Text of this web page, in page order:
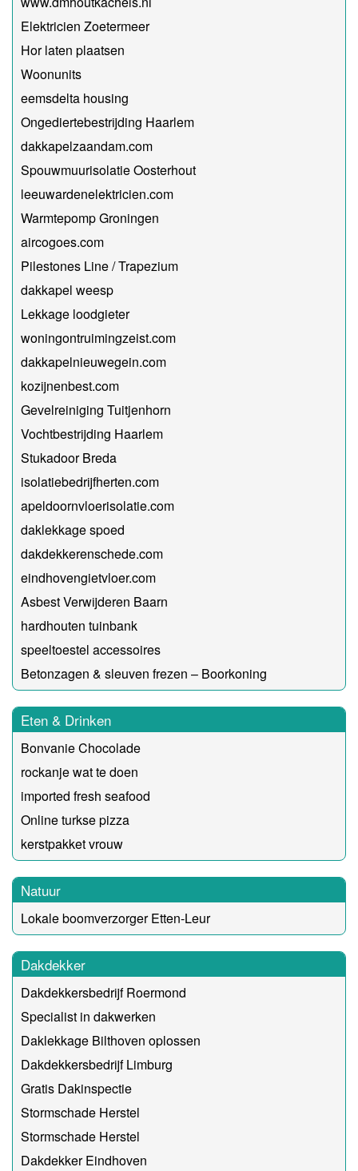
Elektricien Zoetermeer
Hor laten plaatsen
Woonunits
eemsdelta housing
Ongediertebestrijding Haarlem
dakkapelzaandam.com
Spouwmuurisolatie Oosterhout
leeuwardenelektricien.com
Warmtepomp Groningen
aircogoes.com
Pilestones Line / Trapezium
dakkapel weesp
Lekkage loodgieter
woningontruimingzeist.com
dakkapelnieuwegein.com
kozijnenbest.com
Gevelreiniging Tuitjenhorn
Vochtbestrijding Haarlem
Stukadoor Breda
isolatiebedrijfherten.com
apeldoornvloerisolatie.com
daklekkage spoed
dakdekkerenschede.com
eindhovengietvloer.com
Asbest Verwijderen Baarn
hardhouten tuinbank
speeltoestel accessoires
Betonzagen & sleuven frezen – Boorkoning
Eten & Drinken
Bonvanie Chocolade
rockanje wat te doen
imported fresh seafood
Online turkse pizza
kerstpakket vrouw
Natuur
Lokale boomverzorger Etten-Leur
Dakdekker
Dakdekkersbedrijf Roermond
Specialist in dakwerken
Daklekkage Bilthoven oplossen
Dakdekkersbedrijf Limburg
Gratis Dakinspectie
Stormschade Herstel
Stormschade Herstel
Dakdekker Eindhoven